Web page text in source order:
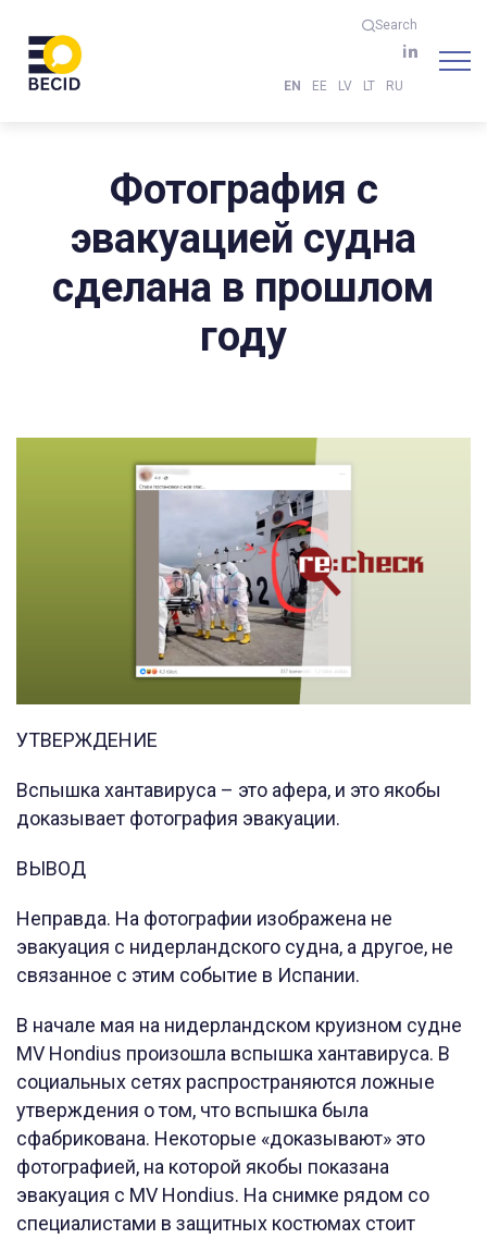
Search
EN EE LV LT RU
Фотография с
эвакуацией судна
сделана в прошлом
году
УТВЕРЖДЕНИЕ
Вспышка хантавируса – это афера, и это якобы
доказывает фотография эвакуации.
ВЫВОД
Неправда. На фотографии изображена не
эвакуация с нидерландского судна, а другое, не
связанное с этим событие в Испании.
В начале мая на нидерландском круизном судне
MV Hondius произошла вспышка хантавируса. В
социальных сетях распространяются ложные
утверждения о том, что вспышка была
сфабрикована. Некоторые «доказывают» это
фотографией, на которой якобы показана
эвакуация с MV Hondius. На снимке рядом со
специалистами в защитных костюмах стоит